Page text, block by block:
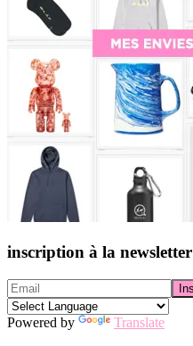
inscription à la newsletter
Powered by Translate